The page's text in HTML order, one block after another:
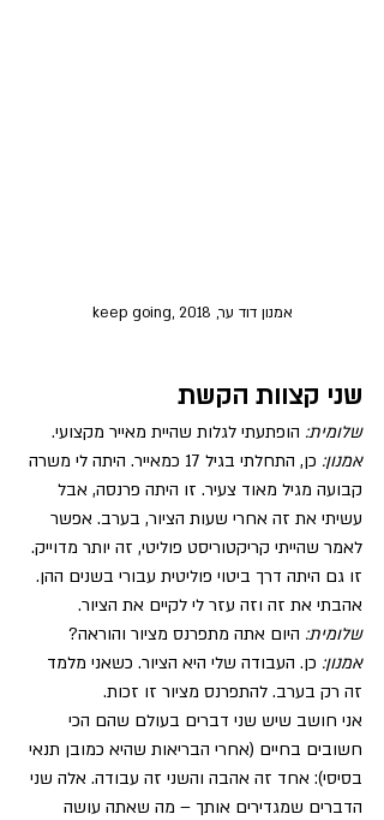
אמנון דוד ער, keep going, 2018
שני קצוות הקשת
שלומית: הופתעתי לגלות שהיית מאייר מקצועי.
אמנון:
כן, התחלתי בגיל 17 כמאייר. היתה לי משרה
קבועה מגיל מאוד צעיר. זו היתה פרנסה, אבל
עשיתי את זה אחרי שעות הציור, בערב. אפשר
לאמר שהייתי קריקטוריסט פוליטי, זה יותר מדוייק.
זו גם היתה דרך ביטוי פוליטית עבורי בשנים ההן.
אהבתי את זה וזה עזר לי לקיים את הציור.
שלומית: היום אתה מתפרנס מציור והוראה?
אמנון: כן. העבודה שלי היא הציור. כשאני מלמד
זה רק בערב. להתפרנס מציור זו זכות.
אני חושב שיש שני דברים בעולם שהם הכי
חשובים בחיים (אחרי הבריאות שהיא כמובן תנאי
בסיסי): אחד זה אהבה והשני זה עבודה. אלה שני
הדברים שמגדירים אותך – מה שאתה עושה